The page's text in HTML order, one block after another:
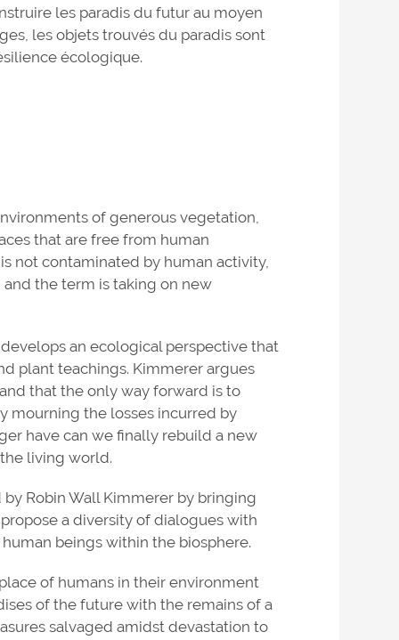
les paradis du futur au moyen
les objets trouvés du paradis sont
écologique.
of generous vegetation,
that are free from human
not contaminated by human activity,
the term is taking on new
an ecological perspective that
plant teachings. Kimmerer argues
that the only way forward is to
mourning the losses incurred by
have can we finally rebuild a new
living world.
Robin Wall Kimmerer by bringing
a diversity of dialogues with
beings within the biosphere.
of humans in their environment
of the future with the remains of a
salvaged amidst devastation to